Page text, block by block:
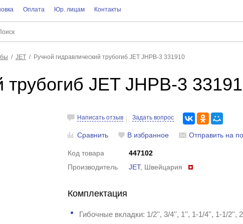
Оплата Юр. лицам Контакты
JET Ручной гидравлический трубогиб JET JHPB-3 331910
трубогиб JET JHPB-3
Написать отзыв Задать вопрос
Сравнить В избранное Отправить на
Код товара
447102
Производитель
JET, Швейцария
Комплектация
Гибочные вкладки: 1/2'', 3/4'', 1'', 1-1/4'', 1-1/2'',